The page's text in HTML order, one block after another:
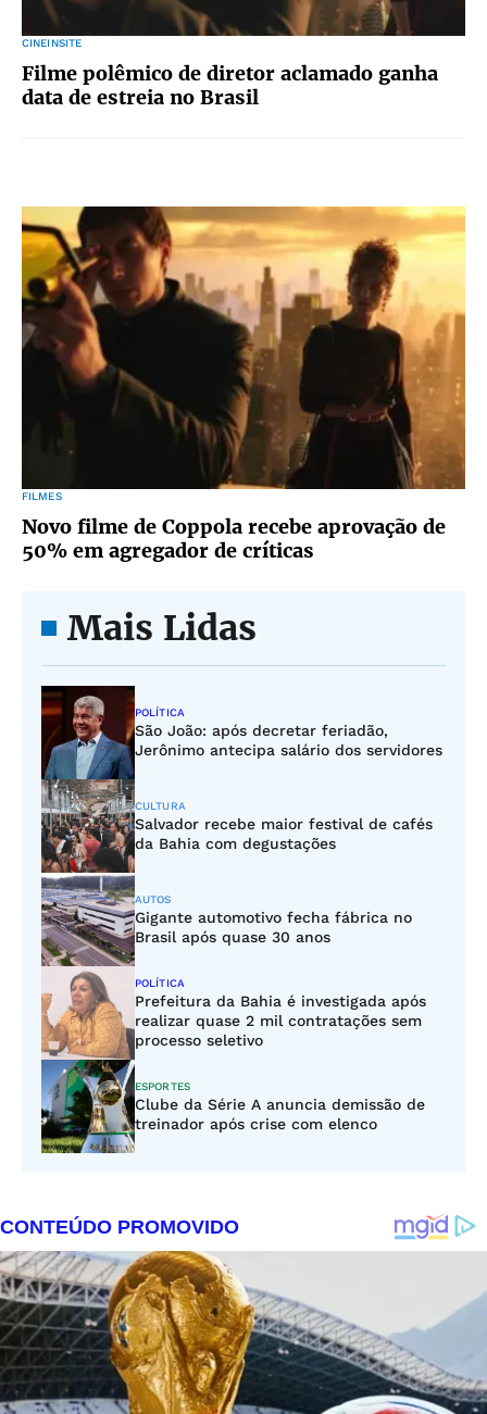
CINEINSITE
Filme polêmico de diretor aclamado ganha
data de estreia no Brasil
FILMES
Novo filme de Coppola recebe aprovação de
50% em agregador de críticas
Mais Lidas
POLÍTICA
São João: após decretar feriadão,
Jerônimo antecipa salário dos servidores
CULTURA
Salvador recebe maior festival de cafés
da Bahia com degustações
AUTOS
Gigante automotivo fecha fábrica no
Brasil após quase 30 anos
POLÍTICA
Prefeitura da Bahia é investigada após
realizar quase 2 mil contratações sem
processo seletivo
ESPORTES
Clube da Série A anuncia demissão de
treinador após crise com elenco